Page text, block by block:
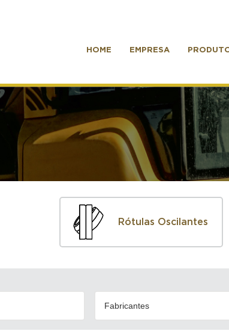
HOME EMPRESA
Rótulas Oscilantes
Fabricantes